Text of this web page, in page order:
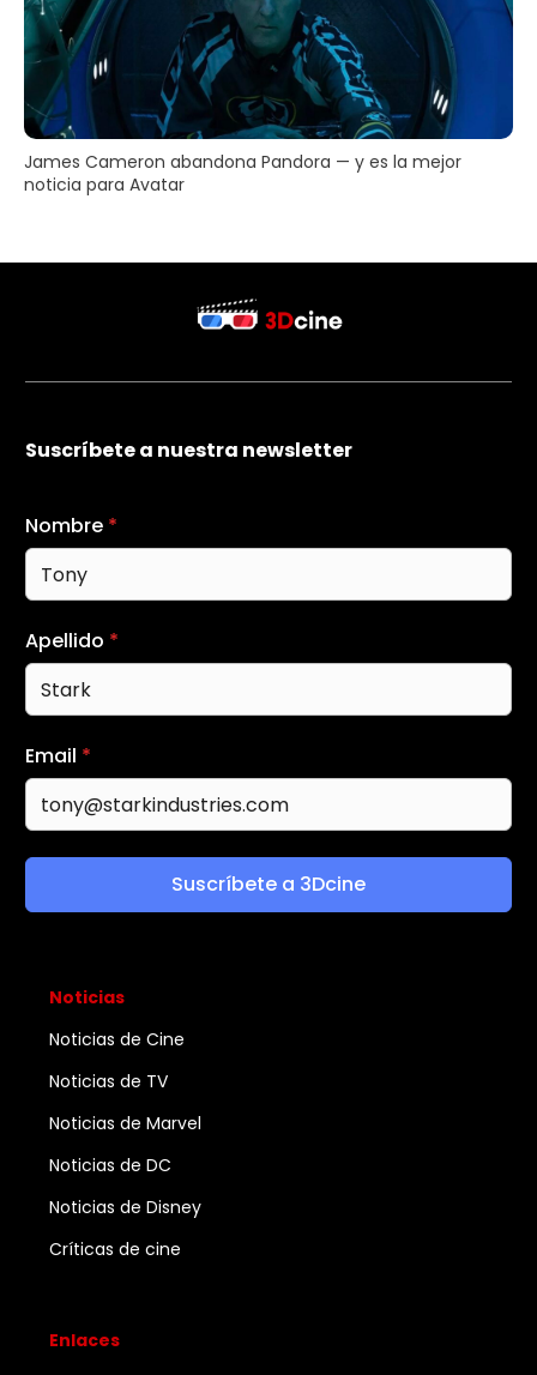
James Cameron abandona Pandora — y es la mejor
noticia para Avatar
Suscríbete a nuestra newsletter
Nombre *
Apellido *
Email *
Suscríbete a 3Dcine
Noticias
Noticias de Cine
Noticias de TV
Noticias de Marvel
Noticias de DC
Noticias de Disney
Críticas de cine
Enlaces